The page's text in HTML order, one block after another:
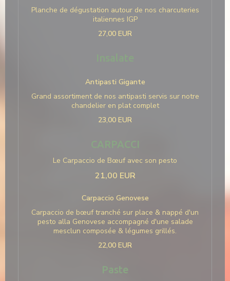
Planche de dégustation autour de nos charcuteries
italiennes IGP
27,00 EUR
Antipasti Gigante
Grand assortiment de nos antipasti servis sur notre
chandelier en plat complet
23,00 EUR
CARPACCI
Le Carpaccio de Bœuf avec son pesto
21,00 EUR
Carpaccio Genovese
Carpaccio de bœuf tranché sur place & nappé d'un
pesto alla Genovese accompagné d'une salade
mesclun composée & légumes grillés.
22,00 EUR
Paste